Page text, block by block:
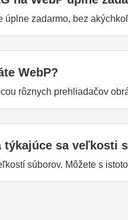
zadarmo, bez
WebP?
rôznych prehliadačov
týkajúce sa veľkosti
súborov. Môžete s